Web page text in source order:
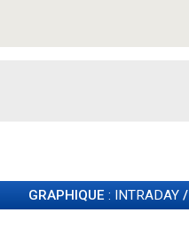
GRAPHIQUE : INTRADAY/